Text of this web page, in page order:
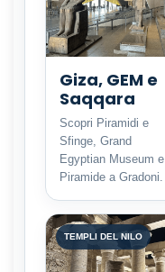
Giza, GEM e
Saqqara
Scopri Piramidi e
Sfinge, Grand
Egyptian Museum e
Piramide a Gradoni.
TEMPLI DEL NILO